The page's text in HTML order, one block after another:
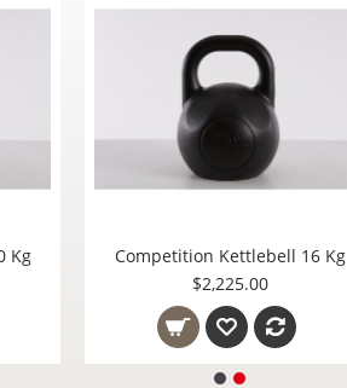
RACK PARA DISCOS Y BARRAS BULLFIT
Competition Kettlebell 20 Kg
$2,595.00